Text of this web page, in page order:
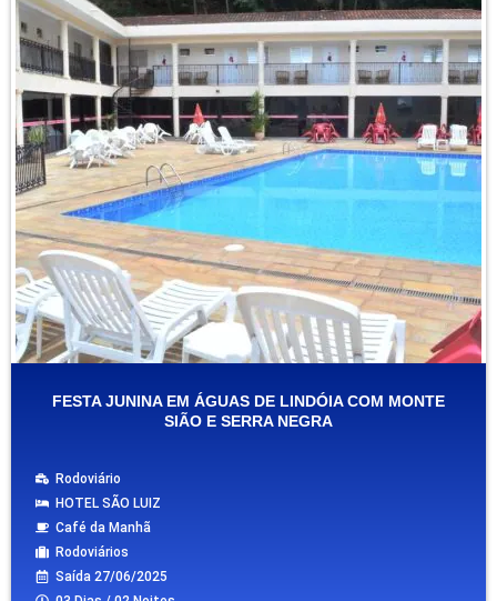
FESTA JUNINA EM ÁGUAS DE LINDÓIA COM MONTE
SIÃO E SERRA NEGRA
Rodoviário
HOTEL SÃO LUIZ
Café da Manhã
Rodoviários
Saída 27/06/2025